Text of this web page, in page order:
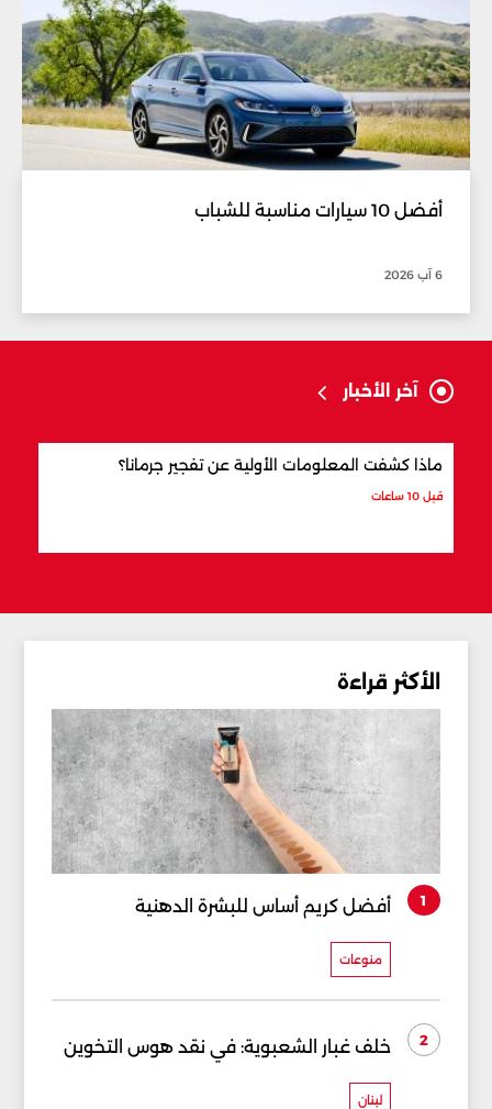
أفضل 10 سيارات مناسبة للشباب
6 آب 2026
آخر الأخبار
ماذا كشفت المعلومات الأولية عن تفجير جرمانا؟
قبل 10 ساعات
الأكثر قراءة
1 أفضل كريم أساس للبشرة الدهنية
منوعات
2 خلف غبار الشعبوية: في نقد هوس التخوين
لبنان